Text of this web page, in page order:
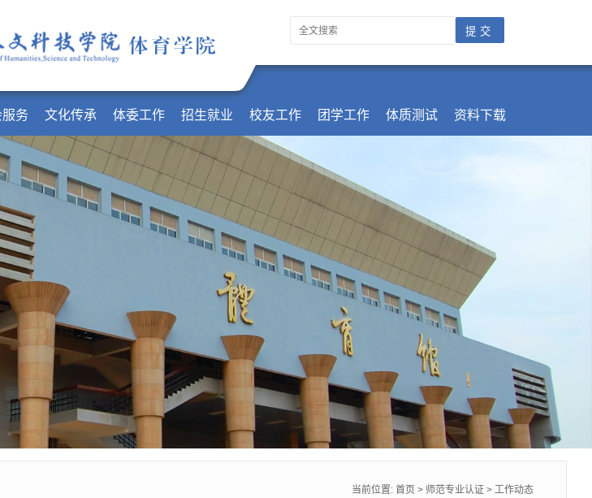
务 文化传承 体委工作 招生就业 校友工作 团学工作 体质测试 资料下载
当前位置: 首页 > 师范专业认证 > 工作动态